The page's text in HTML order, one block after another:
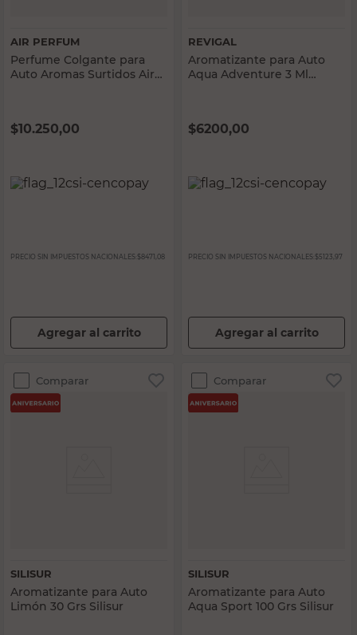
AIR PERFUM
Perfume Colgante para
Auto Aromas Surtidos Air
$10.250,00
PRECIO SIN IMPUESTOS NACIONALES: $8471,08
Agregar al carrito
REVIGAL
Aromatizante para Auto
Aqua Adventure 3 Ml
$6200,00
PRECIO SIN IMPUESTOS NACIONALES: $5123,97
Agregar al carrito
Comparar
SILISUR
Aromatizante para Auto
Limón 30 Grs Silisur
Comparar
SILISUR
Aromatizante para Auto
Aqua Sport 100 Grs Silisur